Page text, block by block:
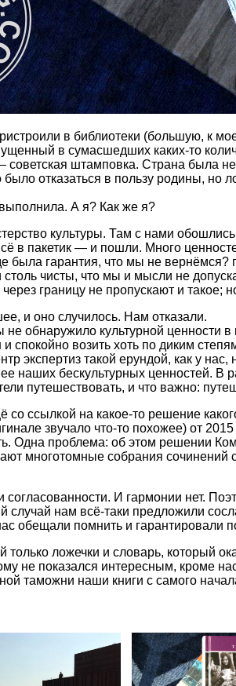
в библиотеки (большую, к
в сумасшедших каких-то
советская штамповка. Страна была
отказаться в пользу родины, но
А я? Как же я?
культуры. Там с нами
в пакетик — и пошли. Много
была гарантия, что мы не вернёмся?
чисты, что мы и мысли не
границу не пропускают и такое;
и оно случилось. Нам отказали.
не обнаружило культурной
спокойно возить хоть по диким
экспертиз такой ерундой, как у
наших бескультурных ценностей.
путешествовать, и что важно:
ссылкой на какое-то решение
звучало что-то похожее) от
Одна проблема: об этом решении
многотомные собрания
согласованности. И гармонии нет.
случай нам всё-таки предложили
обещали помнить и гарантировали
только ложечки и словарь, который
не показался интересным, кроме
таможни наши книги с самого